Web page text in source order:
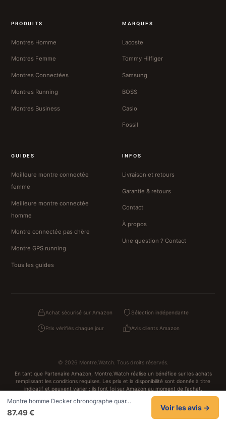
PRODUITS
Montres Homme
Montres Femme
Montres Connectées
Montres Running
Montres Business
MARQUES
Lacoste
Tommy Hilfiger
Samsung
BOSS
Casio
Fossil
GUIDES
Meilleure montre connectée
femme
Meilleure montre connectée
homme
Montre connectée pas chère
Montre GPS running
Tous les guides
INFOS
Livraison et retours
Garantie & retours
Contact
À propos
Une question ? Contact
Achat sécurisé sur Amazon Sélection indépendante
Prix vérifiés chaque jour Avis clients Amazon
© 2026 Montre.Watch. Tous droits réservés.
En tant que Partenaire Amazon, Montre.Watch réalise un bénéfice sur les achats
remplissant les conditions requises. Les prix et la disponibilité sont donnés à titre
indicatif et peuvent varier ; ils font foi sur Amazon au moment de l'achat.
Achats traités et sécurisés sur Amazon.fr
ConfidentialitéCGVCookiesMentions légales
Montre homme Decker chronographe quar…
87.49 €
Voir les avis →